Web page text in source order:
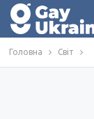
Головна Світ